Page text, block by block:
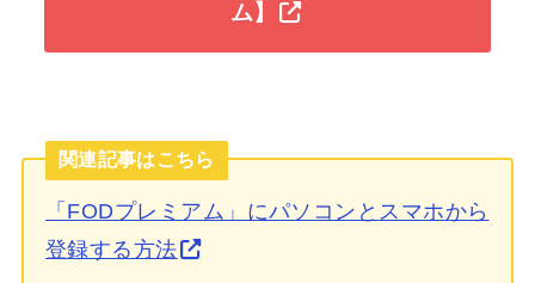
ム】
関連記事はこちら
「FODプレミアム」にパソコンとスマホから
登録する方法